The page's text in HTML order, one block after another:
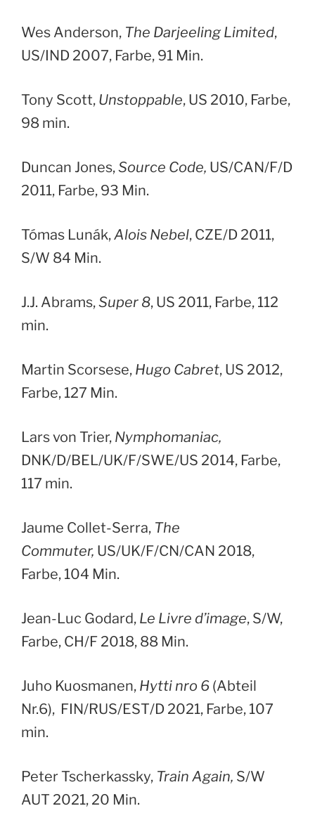
Wes Anderson, The Darjeeling Limited,
US/IND 2007, Farbe, 91 Min.
Tony Scott, Unstoppable, US 2010, Farbe,
98 min.
Duncan Jones,Source Code, US/CAN/F/D
2011, Farbe, 93 Min.
Tómas Lunák,Alois Nebel, CZE/D 2011,
S/W 84 Min.
J.J. Abrams,Super 8, US 2011, Farbe, 112
min.
Martin Scorsese, Hugo Cabret, US 2012,
Farbe, 127 Min.
Lars von Trier, Nymphomaniac,
DNK/D/BEL/UK/F/SWE/US 2014, Farbe,
117 min.
Jaume Collet-Serra, The
Commuter, US/UK/F/CN/CAN 2018,
Farbe, 104 Min.
Jean-Luc Godard, Le Livre d’image, S/W,
Farbe, CH/F 2018, 88 Min.
Juho Kuosmanen, Hytti nro 6 (Abteil
Nr.6), FIN/RUS/EST/D 2021, Farbe, 107
min.
Peter Tscherkassky, Train Again, S/W
AUT 2021, 20 Min.